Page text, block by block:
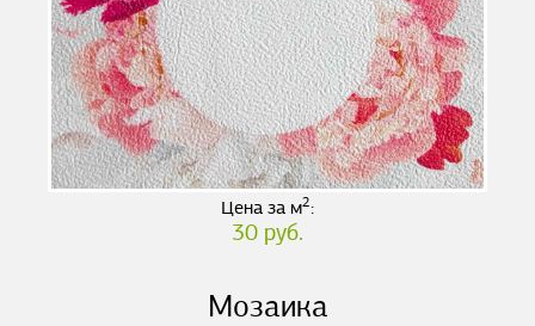
Цена за м2:
30 руб.
Мозаика